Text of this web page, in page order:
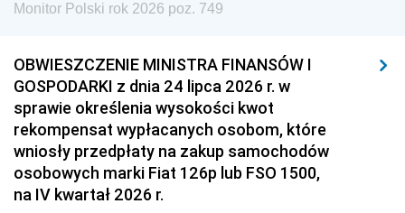
Monitor Polski rok 2026 poz. 749
OBWIESZCZENIE MINISTRA FINANSÓW I
GOSPODARKI z dnia 24 lipca 2026 r. w
sprawie określenia wysokości kwot
rekompensat wypłacanych osobom, które
wniosły przedpłaty na zakup samochodów
osobowych marki Fiat 126p lub FSO 1500,
na IV kwartał 2026 r.